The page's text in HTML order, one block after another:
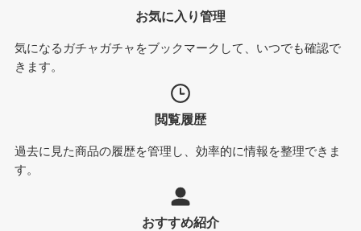
お気に入り管理
気になるガチャガチャをブックマークして、いつでも確認で
きます。
閲覧履歴
過去に見た商品の履歴を管理し、効率的に情報を整理できま
す。
おすすめ紹介